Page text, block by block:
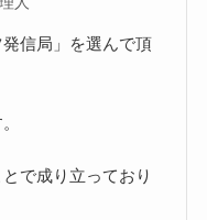
信局」を選んで頂
で成り立っており